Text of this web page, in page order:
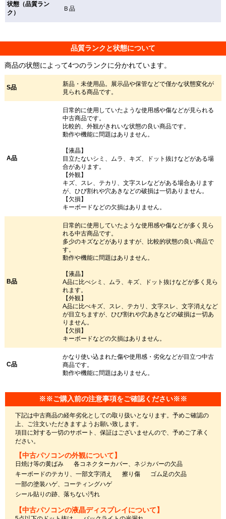
状態（品質ラン
ク）
Ｂ品
品質ランクと状態について
商品の状態によって4つのランクに分かれています。
S品
新品・未使用品。展示品や保管などで僅かな状態変化が
見られる商品です。
A品
日常的に使用していたような使用感や傷などが見られる
中古商品です。
比較的、外観がきれいな状態の良い商品です。
動作や機能に問題はありません。
【液晶】
目立たないシミ、ムラ、キズ、ドット抜けなどがある場
合があります。
【外観】
キズ、スレ、テカリ、文字スレなどがある場合あります
が、ひび割れや穴あきなどの破損は一切ありません。
【欠損】
キーボードなどの欠損はありません。
B品
日常的に使用していたような使用感や傷などが多く見ら
れる中古商品です。
多少のキズなどがありますが、比較的状態の良い商品で
す。
動作や機能に問題はありません。
【液晶】
A品に比べシミ、ムラ、キズ、ドット抜けなどが多く見ら
れます。
【外観】
A品に比べキズ、スレ、テカリ、文字スレ、文字消えなど
が目立ちますが、ひび割れや穴あきなどの破損は一切あ
りません。
【欠損】
キーボードなどの欠損はありません。
C品
かなり使い込まれた傷や使用感・劣化などが目立つ中古
商品です。
動作や機能に問題はありません。
※※ご購入前の注意事項をご確認ください※※
下記は中古商品の経年劣化としての取り扱いとなります。予めご確認の
上、ご注文いただきますようお願い致します。
項目に対する一切のサポート、保証はございませんので、予めご了承く
ださい。
【中古パソコンの外観について】
日焼け等の黄ばみ
各コネクターカバー、ネジカバーの欠品
キーボードのテカリ、一部文字消え
擦り傷
ゴム足の欠品
一部の塗装ハゲ、コーティングハゲ
シール貼りの跡、落ちない汚れ
【中古パソコンの液晶ディスプレイについて】